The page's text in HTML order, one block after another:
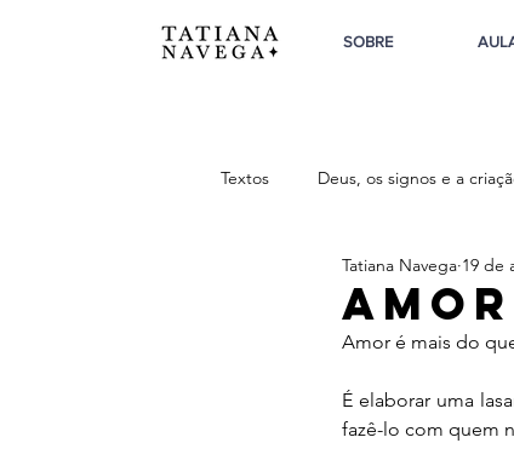
SOBRE
Textos Deus, os signos e a
Sobre o Feminino Sobre
Tatiana Navega 19 de
Amor é mais do
É elaborar uma
fazê-lo com quem